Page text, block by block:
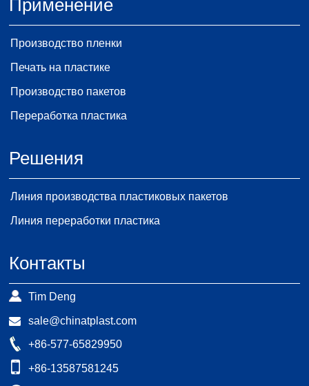
Применение
Производство пленки
Печать на пластике
Производство пакетов
Переработка пластика
Решения
Линия производства пластиковых пакетов
Линия переработки пластика
Контакты
Tim Deng
sale@chinatplast.com
+86-577-65829950
+86-13587581245